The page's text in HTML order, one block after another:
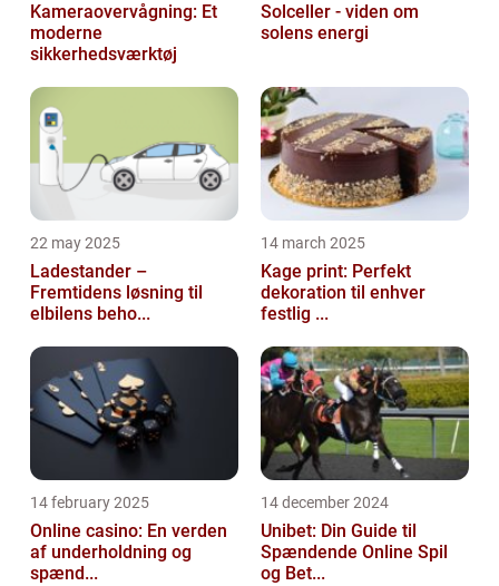
Kameraovervågning: Et
moderne
sikkerhedsværktøj
Solceller - viden om
solens energi
22 may 2025
Ladestander –
Fremtidens løsning til
elbilens beho...
14 march 2025
Kage print: Perfekt
dekoration til enhver
festlig ...
14 february 2025
Online casino: En verden
af underholdning og
spænd...
14 december 2024
Unibet: Din Guide til
Spændende Online Spil
og Bet...